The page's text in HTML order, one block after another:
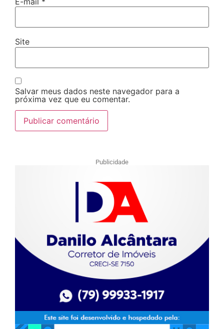
Site
Salvar meus dados neste navegador para a
próxima vez que eu comentar.
Publicidade